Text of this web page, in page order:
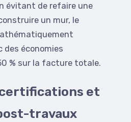
évitant de refaire une
un mur, le
des économies
% sur la facture totale.
et
travaux